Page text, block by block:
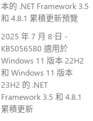
本的 .NET Framework 3.5
和 4.8.1 累積更新預覽
2025 年 7 月 8 日 -
KB5056580 適用於
Windows 11 版本 22H2
和 Windows 11 版本
23H2 的 .NET
Framework 3.5 和 4.8.1
累積更新